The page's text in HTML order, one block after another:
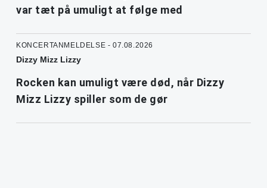
var tæt på umuligt at følge med
KONCERTANMELDELSE - 07.08.2026
Dizzy Mizz Lizzy
Rocken kan umuligt være død, når Dizzy
Mizz Lizzy spiller som de gør